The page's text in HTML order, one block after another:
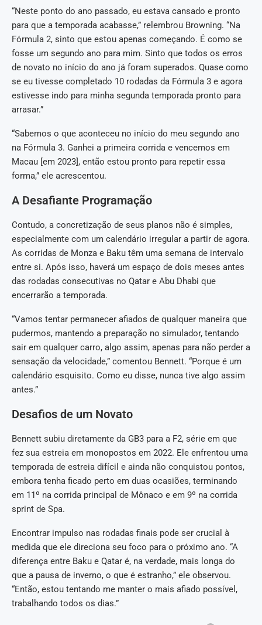
“Neste ponto do ano passado, eu estava cansado e pronto
para que a temporada acabasse,” relembrou Browning. “Na
Fórmula 2, sinto que estou apenas começando. É como se
fosse um segundo ano para mim. Sinto que todos os erros
de novato no início do ano já foram superados. Quase como
se eu tivesse completado 10 rodadas da Fórmula 3 e agora
estivesse indo para minha segunda temporada pronto para
arrasar.”
“Sabemos o que aconteceu no início do meu segundo ano
na Fórmula 3. Ganhei a primeira corrida e vencemos em
Macau [em 2023], então estou pronto para repetir essa
forma,” ele acrescentou.
A Desafiante Programação
Contudo, a concretização de seus planos não é simples,
especialmente com um calendário irregular a partir de agora.
As corridas de Monza e Baku têm uma semana de intervalo
entre si. Após isso, haverá um espaço de dois meses antes
das rodadas consecutivas no Qatar e Abu Dhabi que
encerrarão a temporada.
“Vamos tentar permanecer afiados de qualquer maneira que
pudermos, mantendo a preparação no simulador, tentando
sair em qualquer carro, algo assim, apenas para não perder a
sensação da velocidade,” comentou Bennett. “Porque é um
calendário esquisito. Como eu disse, nunca tive algo assim
antes.”
Desafios de um Novato
Bennett subiu diretamente da GB3 para a F2, série em que
fez sua estreia em monopostos em 2022. Ele enfrentou uma
temporada de estreia difícil e ainda não conquistou pontos,
embora tenha ficado perto em duas ocasiões, terminando
em 11º na corrida principal de Mônaco e em 9º na corrida
sprint de Spa.
Encontrar impulso nas rodadas finais pode ser crucial à
medida que ele direciona seu foco para o próximo ano. “A
diferença entre Baku e Qatar é, na verdade, mais longa do
que a pausa de inverno, o que é estranho,” ele observou.
“Então, estou tentando me manter o mais afiado possível,
trabalhando todos os dias.”